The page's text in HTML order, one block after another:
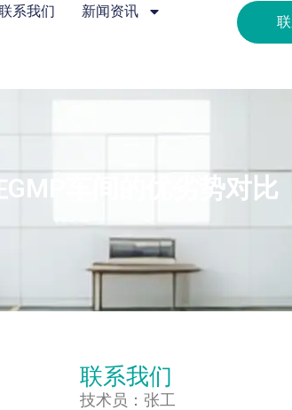
系我们 新闻资讯
车间的优劣势对比
联系我们
技术员：张工